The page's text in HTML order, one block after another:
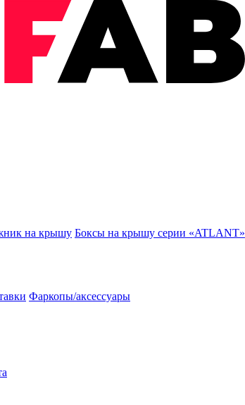
на крышу Боксы на крышу серии «ATLANT»
Фаркопы/аксессуары